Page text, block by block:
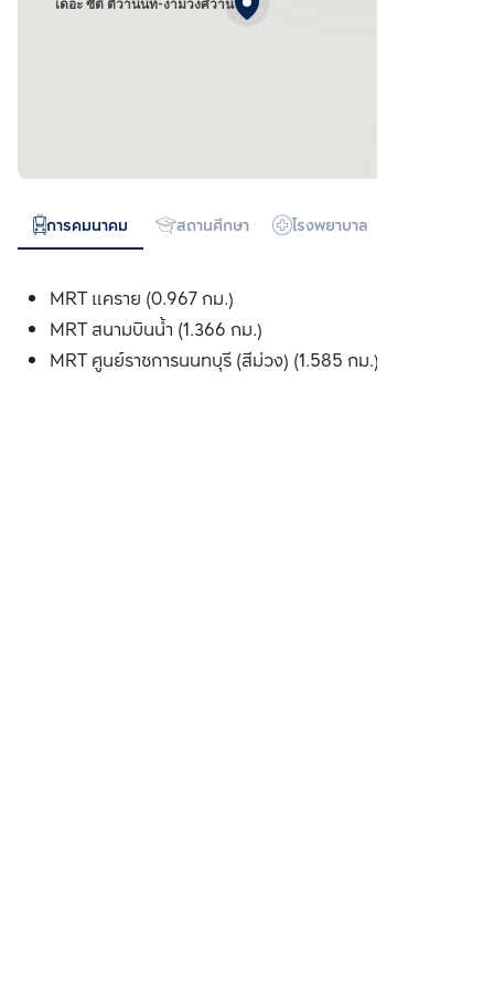
เดอะ ซิตี้ ติวานนท์-งามวงศ์วาน
การคมนาคม สถานศึกษา โรงพยาบาล
MRT แคราย (0.967 กม.)
MRT สนามบินน้ำ (1.366 กม.)
MRT ศูนย์ราชการนนทบุรี (สีม่วง) (1.585 กม.)